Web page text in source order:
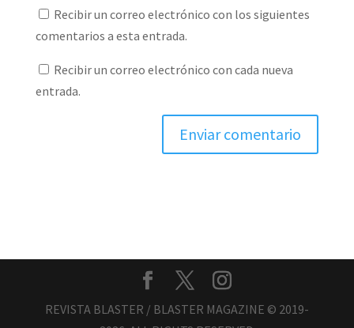
Recibir un correo electrónico con los siguientes
comentarios a esta entrada.
Recibir un correo electrónico con cada nueva
entrada.
REVISTA BLASTER / BLASTER MAGAZINE © 2019-